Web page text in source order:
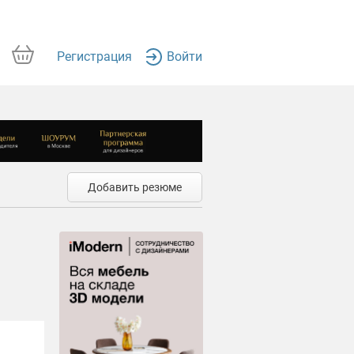
Регистрация Войти
Добавить резюме